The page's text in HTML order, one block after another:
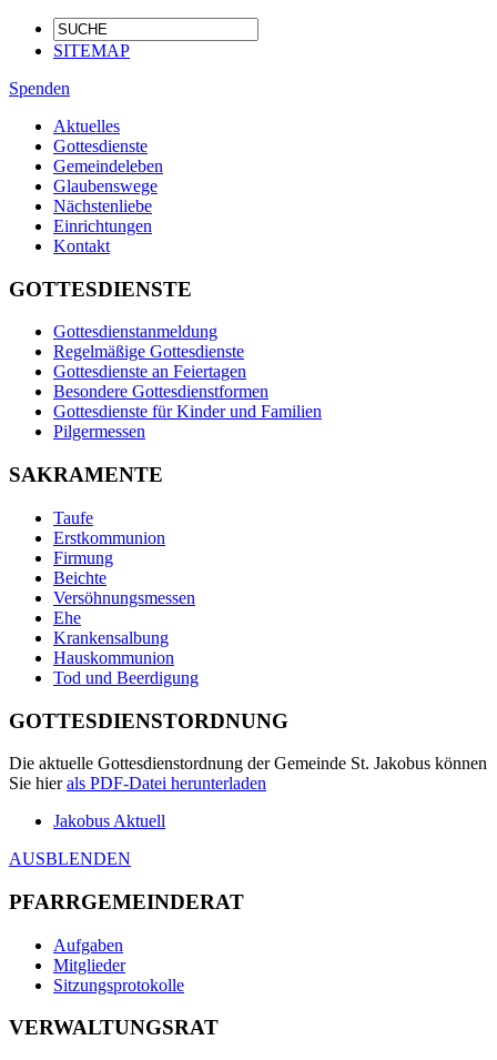
SITEMAP
Spenden
Aktuelles
Gottesdienste
Gemeindeleben
Glaubenswege
Nächstenliebe
Einrichtungen
Kontakt
GOTTESDIENSTE
Gottesdienstanmeldung
Regelmäßige Gottesdienste
Gottesdienste an Feiertagen
Besondere Gottesdienstformen
Gottesdienste für Kinder und Familien
Pilgermessen
SAKRAMENTE
Taufe
Erstkommunion
Firmung
Beichte
Versöhnungsmessen
Ehe
Krankensalbung
Hauskommunion
Tod und Beerdigung
GOTTESDIENSTORDNUNG
Die aktuelle Gottesdienstordnung der Gemeinde St. Jakobus können
Sie hierals PDF-Datei herunterladen
Jakobus Aktuell
AUSBLENDEN
PFARRGEMEINDERAT
Aufgaben
Mitglieder
Sitzungsprotokolle
VERWALTUNGSRAT